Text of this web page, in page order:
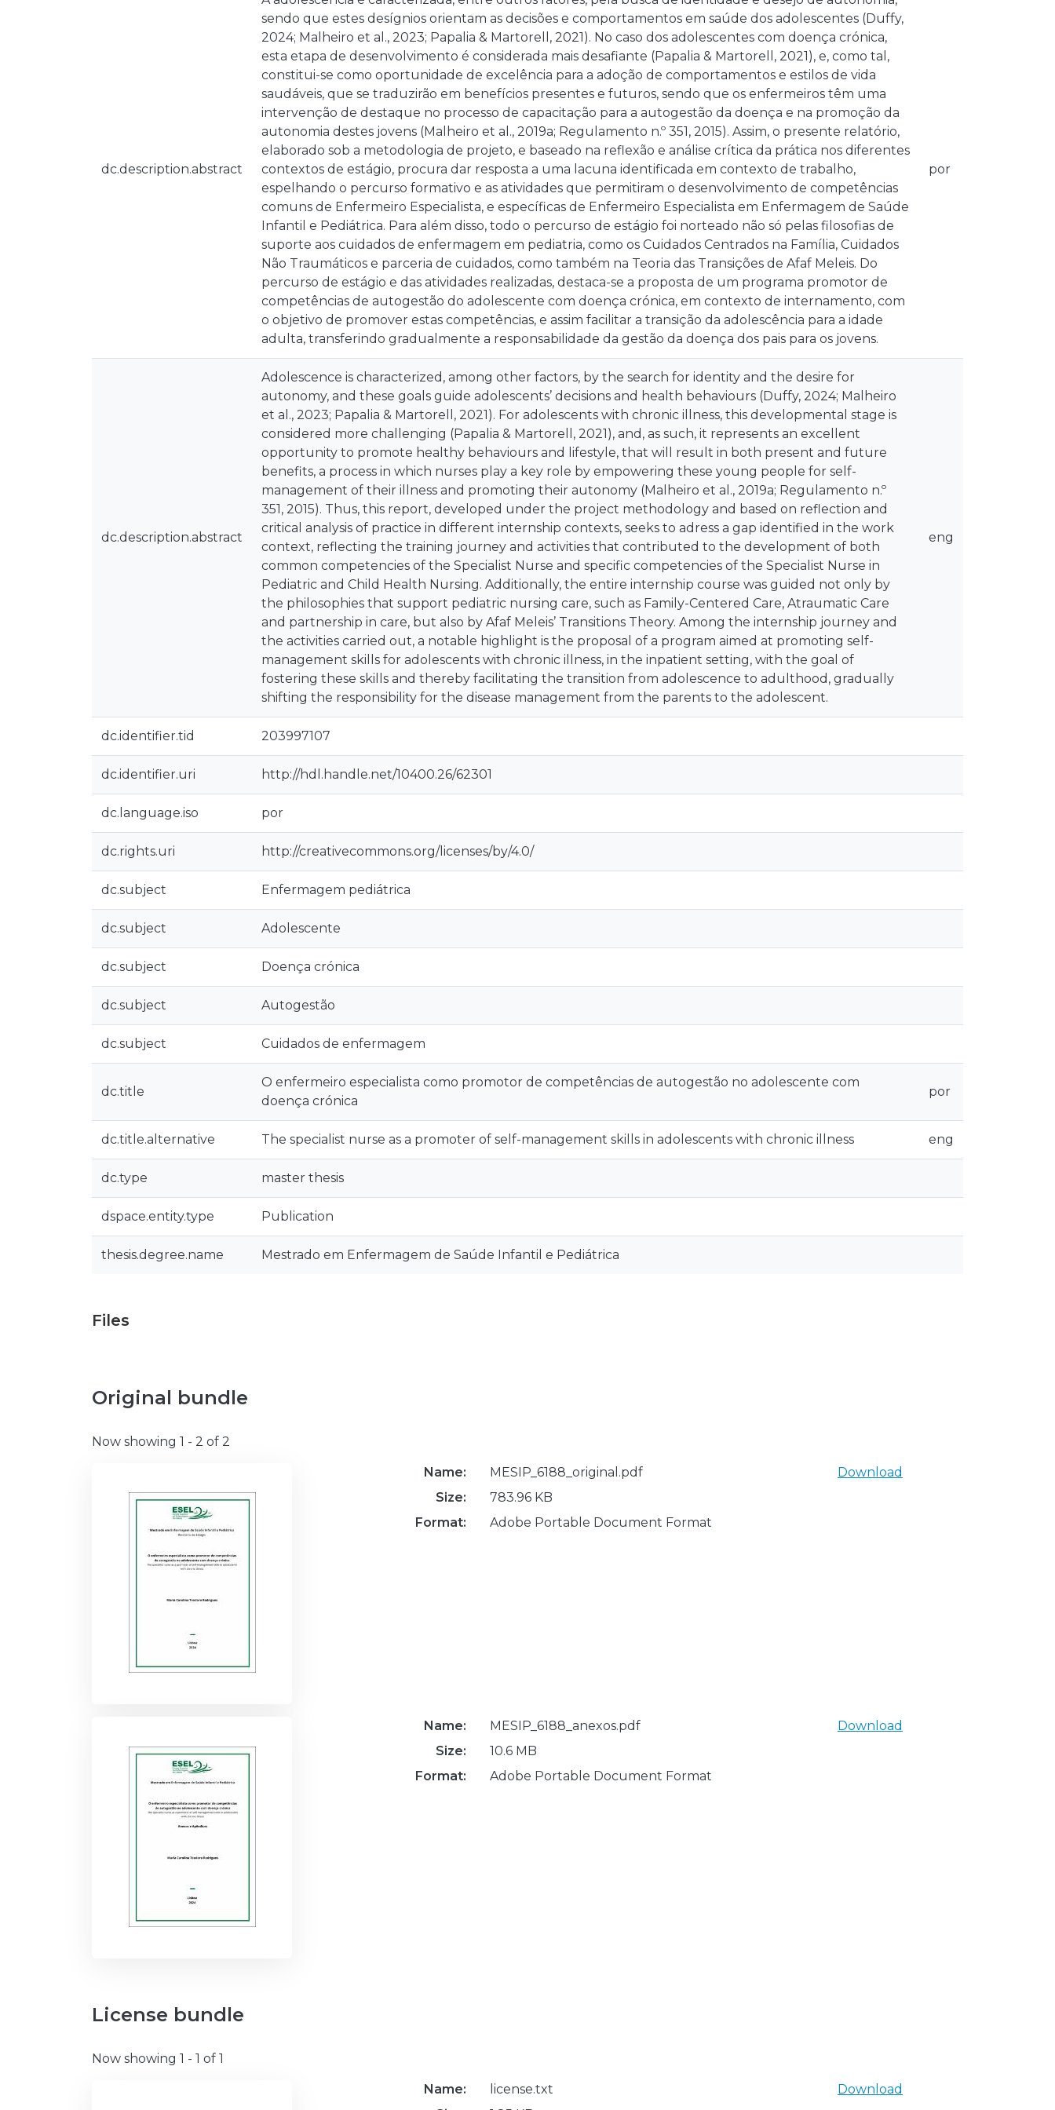
dc.description.abstract
sendo que estes desígnios orientam as decisões e comportamentos em saúde dos adolescentes (Duffy,
2024; Malheiro et al., 2023; Papalia & Martorell, 2021). No caso dos adolescentes com doença crónica,
esta etapa de desenvolvimento é considerada mais desafiante (Papalia & Martorell, 2021), e, como tal,
constitui-se como oportunidade de excelência para a adoção de comportamentos e estilos de vida
saudáveis, que se traduzirão em benefícios presentes e futuros, sendo que os enfermeiros têm uma
intervenção de destaque no processo de capacitação para a autogestão da doença e na promoção da
autonomia destes jovens (Malheiro et al., 2019a; Regulamento n.º 351, 2015). Assim, o presente relatório,
elaborado sob a metodologia de projeto, e baseado na reflexão e análise crítica da prática nos diferentes
contextos de estágio, procura dar resposta a uma lacuna identificada em contexto de trabalho,
espelhando o percurso formativo e as atividades que permitiram o desenvolvimento de competências
comuns de Enfermeiro Especialista, e específicas de Enfermeiro Especialista em Enfermagem de Saúde
Infantil e Pediátrica. Para além disso, todo o percurso de estágio foi norteado não só pelas filosofias de
suporte aos cuidados de enfermagem em pediatria, como os Cuidados Centrados na Família, Cuidados
Não Traumáticos e parceria de cuidados, como também na Teoria das Transições de Afaf Meleis. Do
percurso de estágio e das atividades realizadas, destaca-se a proposta de um programa promotor de
competências de autogestão do adolescente com doença crónica, em contexto de internamento, com
o objetivo de promover estas competências, e assim facilitar a transição da adolescência para a idade
adulta, transferindo gradualmente a responsabilidade da gestão da doença dos pais para os jovens.
por
dc.description.abstract
Adolescence is characterized, among other factors, by the search for identity and the desire for
autonomy, and these goals guide adolescents’ decisions and health behaviours (Duffy, 2024; Malheiro
et al., 2023; Papalia & Martorell, 2021). For adolescents with chronic illness, this developmental stage is
considered more challenging (Papalia & Martorell, 2021), and, as such, it represents an excellent
opportunity to promote healthy behaviours and lifestyle, that will result in both present and future
benefits, a process in which nurses play a key role by empowering these young people for self-
management of their illness and promoting their autonomy (Malheiro et al., 2019a; Regulamento n.º
351, 2015). Thus, this report, developed under the project methodology and based on reflection and
critical analysis of practice in different internship contexts, seeks to adress a gap identified in the work
context, reflecting the training journey and activities that contributed to the development of both
common competencies of the Specialist Nurse and specific competencies of the Specialist Nurse in
Pediatric and Child Health Nursing. Additionally, the entire internship course was guided not only by
the philosophies that support pediatric nursing care, such as Family-Centered Care, Atraumatic Care
and partnership in care, but also by Afaf Meleis’ Transitions Theory. Among the internship journey and
the activities carried out, a notable highlight is the proposal of a program aimed at promoting self-
management skills for adolescents with chronic illness, in the inpatient setting, with the goal of
fostering these skills and thereby facilitating the transition from adolescence to adulthood, gradually
shifting the responsibility for the disease management from the parents to the adolescent.
eng
dc.identifier.tid 203997107
dc.identifier.uri http://hdl.handle.net/10400.26/62301
dc.language.iso por
dc.rights.uri http://creativecommons.org/licenses/by/4.0/
dc.subject Enfermagem pediátrica
dc.subject Adolescente
dc.subject Doença crónica
dc.subject Autogestão
dc.subject Cuidados de enfermagem
dc.title
O enfermeiro especialista como promotor de competências de autogestão no adolescente com
doença crónica
por
dc.title.alternative The specialist nurse as a promoter of self-management skills in adolescents with chronic illness eng
dc.type master thesis
dspace.entity.type Publication
thesis.degree.name Mestrado em Enfermagem de Saúde Infantil e Pediátrica
Files
Original bundle
Now showing 1 - 2 of 2
Name:
MESIP_6188_original.pdf
Size:
783.96 KB
Format:
Adobe Portable Document Format
Download
Name:
MESIP_6188_anexos.pdf
Size:
10.6 MB
Format:
Adobe Portable Document Format
Download
License bundle
Now showing 1 - 1 of 1
Name:
license.txt
Download